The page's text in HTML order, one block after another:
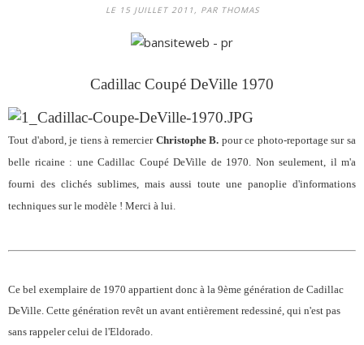
LE 15 JUILLET 2011, PAR THOMAS
Cadillac Coupé DeVille 1970
Tout d'abord, je tiens à remercier Christophe B. pour ce photo-reportage sur sa
belle ricaine : une Cadillac Coupé DeVille de 1970. Non seulement, il m'a
fourni des clichés sublimes, mais aussi toute une panoplie d'informations
techniques sur le modèle ! Merci à lui.
Ce bel exemplaire de 1970 appartient donc à la 9ème génération de Cadillac
DeVille. Cette génération revêt un avant entièrement redessiné, qui n'est pas
sans rappeler celui de l'Eldorado.